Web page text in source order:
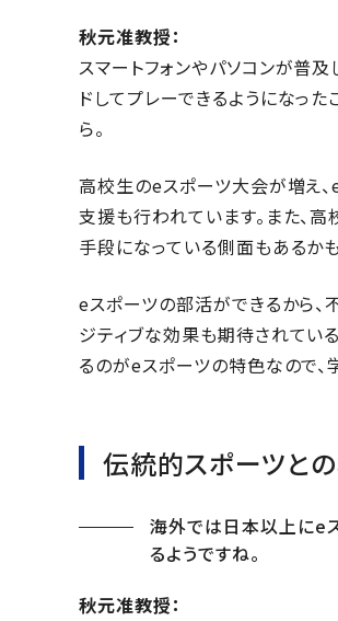
秋元准教授：
スマートフォンやパソコンが普及
ドしてプレーできるようになっ
ら。
高校生のeスポーツ大会が増え
支援も行われています。また、
手段になっている側面もあるか
eスポーツの部活ができるから、
ジティブな効果も期待されてい
るのがeスポーツの特色なので
伝統的スポーツと
海外では日本以上にe
るようですね。
秋元准教授：